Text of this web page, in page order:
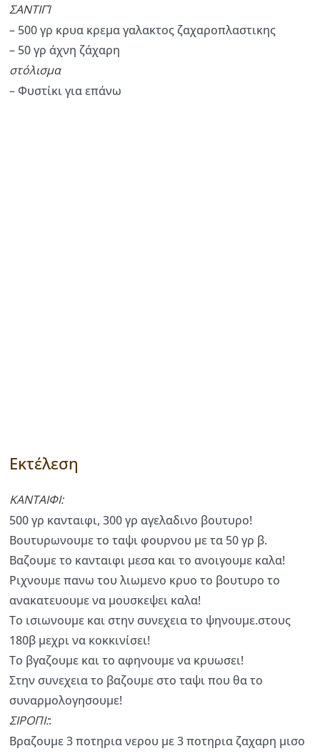
ΣΑΝΤΙΓΊ
– 500 γρ κρυα κρεμα γαλακτος ζαχαροπλαστικης
– 50 γρ άχνη ζάχαρη
στόλισμα
– Φυστίκι για επάνω
Εκτέλεση
ΚΑΝΤΑΙΦΙ:
500 γρ κανταιφι, 300 γρ αγελαδινο βουτυρο!
Βουτυρωνουμε το ταψι φουρνου με τα 50 γρ β.
Βαζουμε το κανταιφι μεσα και το ανοιγουμε καλα!
Ριχνουμε πανω του λιωμενο κρυο το βουτυρο το
ανακατευουμε να μουσκεψει καλα!
Το ισιωνουμε και στην συνεχεια το ψηνουμε.στους
180β μεχρι να κοκκινίσει!
Το βγαζουμε και το αφηνουμε να κρυωσει!
Στην συνεχεια το βαζουμε στο ταψι που θα το
συναρμολογησουμε!
ΣΙΡΟΠΙ::
Βραζουμε 3 ποτηρια νερου με 3 ποτηρια ζαχαρη μισο